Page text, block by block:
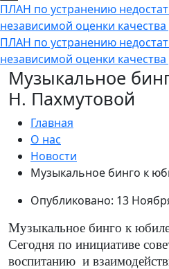
ПЛАН по устранению
независимой оценки качества
ПЛАН по устранению
независимой оценки качества
Музыкальное
Н. Пахмутовой
Главная
О нас
Новости
Музыкальное бинго к
Опубликовано: 13
Музыкальное бинго к
Сегодня по инициативе
воспитанию и